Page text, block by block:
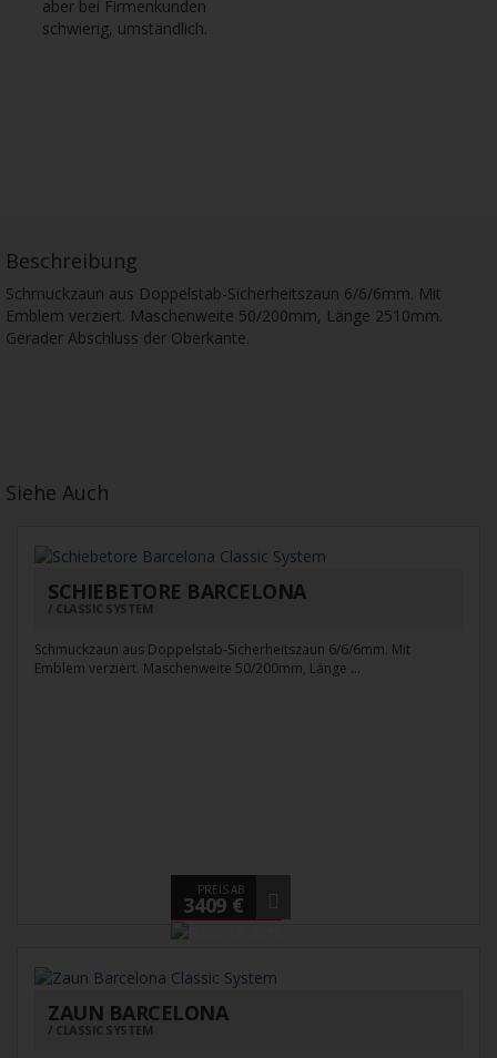
aber bei Firmenkunden
schwierig, umständlich.
Beschreibung
Schmuckzaun aus Doppelstab-Sicherheitszaun 6/6/6mm. Mit
Emblem verziert. Maschenweite 50/200mm, Länge 2510mm.
Gerader Abschluss der Oberkante.
Siehe Auch
SCHIEBETORE BARCELONA
CLASSIC SYSTEM
Schmuckzaun aus Doppelstab-Sicherheitszaun 6/6/6mm. Mit
Emblem verziert. Maschenweite 50/200mm, Länge ...
PREIS AB
3409 €
ZAUN BARCELONA
CLASSIC SYSTEM